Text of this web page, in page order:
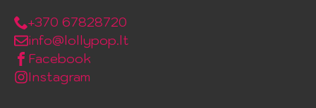
+370 67828720
info@lollypop.lt
Facebook
Instagram